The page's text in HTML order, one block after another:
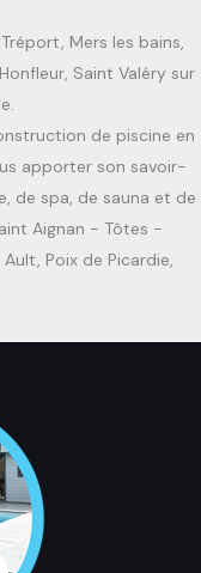
Mers les bains,
Saint Valéry sur
de piscine en
apporter son savoir-
de spa, de sauna et de
Aignan - Tôtes -
Poix de Picardie,